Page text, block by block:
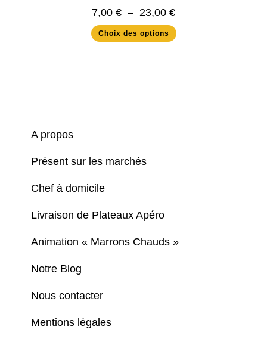
7,00 € – 23,00 €Plage
prix :
7,00 €
Choix des options
Ce
produit
A propos
Présent sur les marchés
Chef à domicile
Livraison de Plateaux Apéro
Animation « Marrons Chauds »
Notre Blog
Nous contacter
Mentions légales